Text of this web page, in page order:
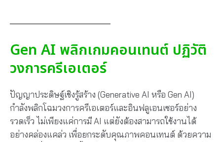
Gen AI พลิกเกมคอนเทนต์ ปฏิวัติ
วงการครีเอเตอร์
ปัญญาประดิษฐ์เชิงรู้สร้าง (Generative AI หรือ Gen AI)
กำลังพลิกโฉมวงการครีเอเตอร์และอินฟลูเอนเซอร์อย่าง
รวดเร็ว ไม่เพียงแค่การมี AI แต่ยังต้องสามารถใช้งานได้
อย่างคล่องแคล่ว เพื่อยกระดับคุณภาพคอนเทนต์ ด้วยความ